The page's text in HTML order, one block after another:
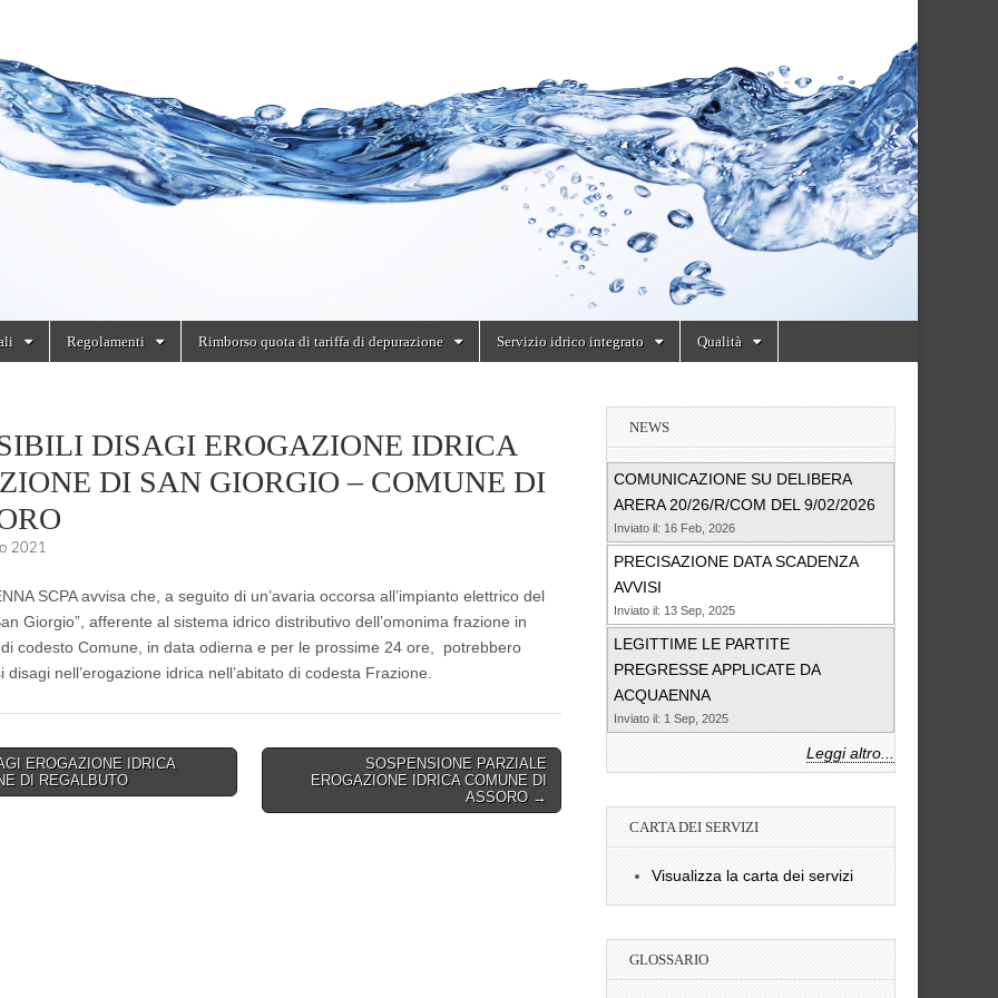
Regolamenti Rimborso quota di tariffa di depurazione Servizio idrico integrato Qualità
DISAGI EROGAZIONE IDRICA
DI SAN GIORGIO – COMUNE DI
2021
SCPA avvisa che, a seguito di un’avaria occorsa all’impianto elettrico del
Giorgio”, afferente al sistema idrico distributivo dell’omonima frazione in
codesto Comune, in data odierna e per le prossime 24 ore, potrebbero
disagi nell’erogazione idrica nell’abitato di codesta Frazione.
EROGAZIONE IDRICA
DI REGALBUTO
SOSPENSIONE PARZIALE
EROGAZIONE IDRICA COMUNE DI
ASSORO →
NEWS
COMUNICAZIONE SU DELIBERA
ARERA 20/26/R/COM DEL 9/02/2026
Inviato il: 16 Feb, 2026
PRECISAZIONE DATA SCADENZA
AVVISI
Inviato il: 13 Sep, 2025
LEGITTIME LE PARTITE
PREGRESSE APPLICATE DA
ACQUAENNA
Inviato il: 1 Sep, 2025
Leggi altro...
CARTA DEI SERVIZI
Visualizza la carta dei servizi
GLOSSARIO